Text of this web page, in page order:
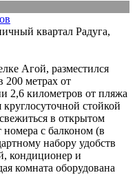
квартал Радуга,
Агой, разместился
200 метрах от
2,6 километров от пляжа
круглосуточной стойкой
в открытом
номера с балконом (в
набору удобств
кондиционер и
комната оборудована